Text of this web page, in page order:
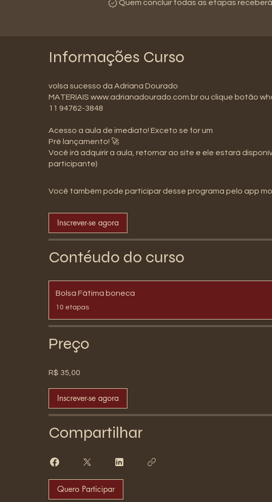
Quem concluir todas as etapas receberá
Informações Curso
volsa sucesso da Adriana Dourado
MATERIAIS www.adrianadourado.com.br ou clique botão
11 94762-3848
Acesso a aula de imediato! Exceto se for um
Pré lançamento! 🚀
Você irá adquirir a aula, retornar ao site e ele estará
participante)
Você também pode participar desse programa pelo app
Inscrever-se agora
Contéudo do curso
Bolsa Fátima boneca
.10 etapas
Preço
R$ 35,00
Inscrever-se agora
Compartilhar
Quero Participar